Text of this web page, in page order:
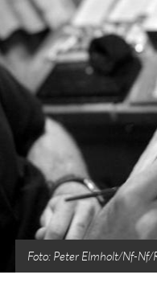
Foto: Peter Elmholt/Nf-Nf/